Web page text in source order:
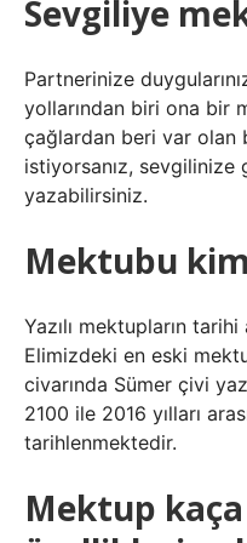
Sevgiliye
Partnerinize
yollarından biri ona bir
çağlardan beri var olan
istiyorsanız,
yazabilirsiniz.
Mektubu
Yazılı mektupların
Elimizdeki en eski
civarında Sümer çivi
2100 ile 2016 yılları
tarihlenmektedir.
Mektup kaça